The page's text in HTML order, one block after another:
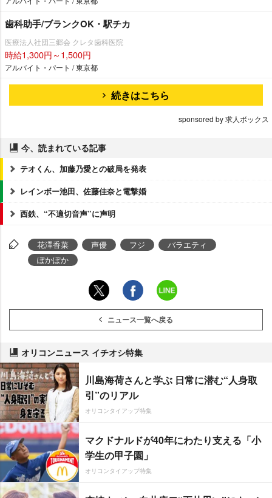
歯科助手/ブランクOK・駅チカ
医療法人社団三郷会 クレタ歯科医院
時給1,300円～1,500円
アルバイト・パート / 東京都
続きはこちら
sponsored by 求人ボックス
今、読まれている記事
テオくん、加藤乃愛との破局を発表
レインボー池田、佐藤佳奈と電撃婚
西鉄、“不適切音声”に声明
花澤香菜 声優 フジ
バラエティ
ぽかぽか
ニュース一覧へ戻る
オリコンニュース イチオシ特集
川島海荷さんと学ぶ 日常に潜む“人身取
引”のリアル
オリコンタイアップ特集
マクドナルドが40年にわたり支える「小
学生の甲子園」
オリコンタイアップ特集